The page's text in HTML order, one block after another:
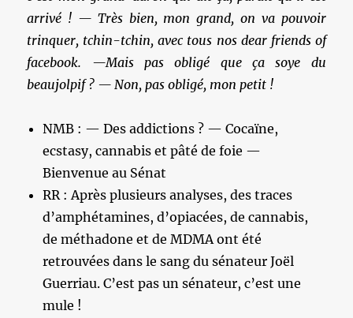
arrivé ! — Très bien, mon grand, on va pouvoir
trinquer, tchin-tchin, avec tous nos dear friends of
facebook. —Mais pas obligé que ça soye du
beaujolpif ? — Non, pas obligé, mon petit !
NMB : — Des addictions ? — Cocaïne,
ecstasy, cannabis et pâté de foie —
Bienvenue au Sénat
RR : Après plusieurs analyses, des traces
d’amphétamines, d’opiacées, de cannabis,
de méthadone et de MDMA ont été
retrouvées dans le sang du sénateur Joël
Guerriau. C’est pas un sénateur, c’est une
mule !